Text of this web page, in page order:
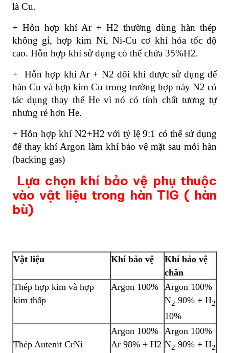
là Cu.
+ Hỗn hợp khí Ar + H2 thường dùng hàn thép
không gỉ, hợp kim Ni, Ni-Cu cơ khí hóa tốc độ
cao. Hỗn hợp khí sử dụng có thể chứa 35%H2.
+
Hỗn hợp khí Ar + N2 đôi khi được sử dụng để
hàn Cu và hợp kim Cu trong trường hợp này N2 có
tác dụng thay thế He vì nó có tính chất tương tự
nhưng rẻ hơn He.
+ Hỗn hợp khí N2+H2 với tỷ lệ 9:1 có thể sử dụng
để thay khí Argon làm khí bảo vệ mặt sau mỗi hàn
(backing gas)
Lựa chọn khí bảo vệ phụ thuộc
vào vật liệu trong hàn TIG ( hàn
bù)
Vật liệu Khí bảo vệ
Khí bảo vệ
chân
Thép hợp kim và hợp
kim thấp
Argon 100%
Argon 100%
N2 90% + H2
10%
Thép Autenit CrNi
Argon 100%
Ar 98% + H2
Argon 100%
N2 90% + H2